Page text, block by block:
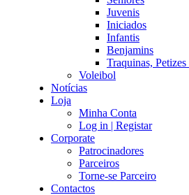
Juvenis
Iniciados
Infantis
Benjamins
Traquinas,
Voleibol
Notícias
Loja
Minha Conta
Log in | Registar
Corporate
Patrocinadores
Parceiros
Torne-se Parceiro
Contactos